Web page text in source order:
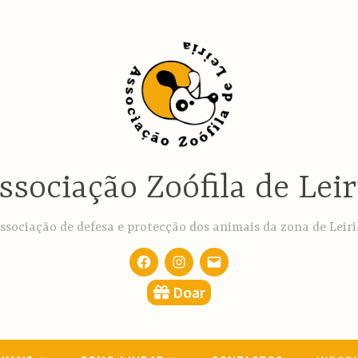
Zoófila de
de defesa e protecção dos animais da zona de
FacebookInstagram
email
Doar